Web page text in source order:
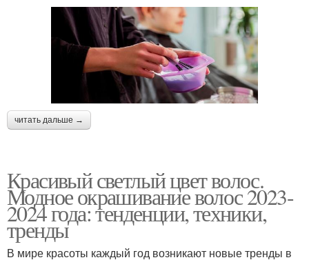
читать дальше →
Красивый светлый цвет волос.
Модное окрашивание волос 2023-
2024 года: тенденции, техники,
тренды
В мире красоты каждый год возникают новые тренды в